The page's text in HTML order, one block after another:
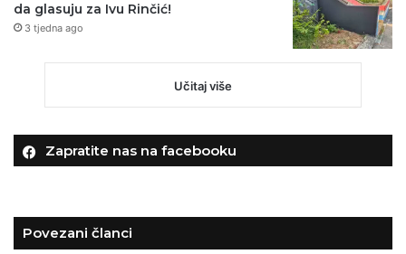
da glasuju za Ivu Rinčić!
3 tjedna ago
Učitaj više
Zapratite nas na facebooku
Povezani članci